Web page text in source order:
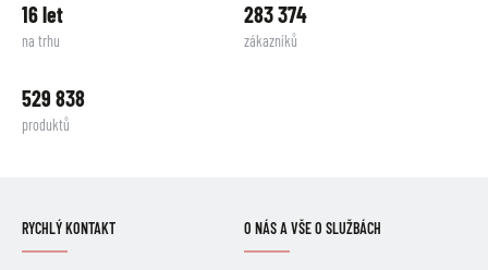
16 let
na trhu
283 374
zákazníků
529 838
produktů
RYCHLÝ KONTAKT O NÁS A VŠE O SLUŽBÁCH